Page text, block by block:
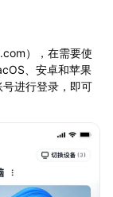
），在需要使
、安卓和苹果
进行登录，即可